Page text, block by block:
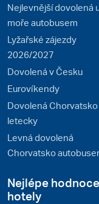
Nejlevnější dovolená
moře autobusem
Lyžařské zájezdy
2026/2027
Dovolená v Česku
Eurovíkendy
Dovolená Chorvatsko
letecky
Levná dovolená
Chorvatsko
Nejlépe
hotely